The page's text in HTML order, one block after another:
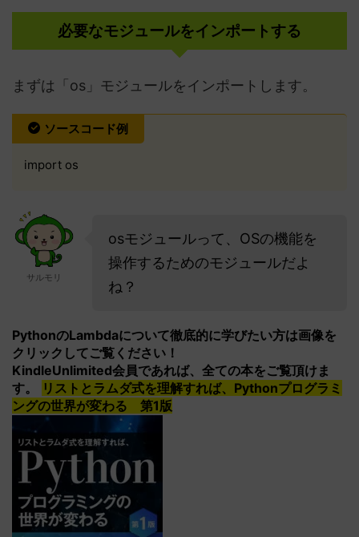
必要なモジュールをインポートする
まずは「os」モジュールをインポートします。
ソースコード例
import os
サルモリ
osモジュールって、OSの機能を
操作するためのモジュールだよ
ね？
PythonのLambdaについて徹底的に学びたい方は画像を
クリックしてご覧ください！
KindleUnlimited会員であれば、全ての本をご覧頂けま
す。
リストとラムダ式を理解すれば、Pythonプログラミ
ングの世界が変わる 第1版